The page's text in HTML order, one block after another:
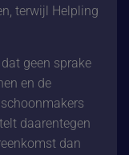
terwijl Helpling
geen sprake
en de
daarentegen
dan